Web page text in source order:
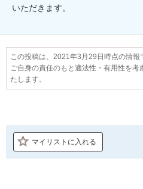
いただきます。
この投稿は、2021年3月29日時点の情報
ご自身の責任のもと適法性・有用性を
たします。
マイリストに入れる